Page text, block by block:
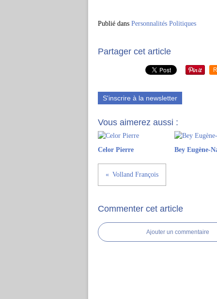
Publié dans Personnalités Politiques
Partager cet article
S'inscrire à la newsletter
Vous aimerez aussi :
Celor Pierre Bey Eugène-
Volland François
Commenter cet article
Ajouter un commentaire